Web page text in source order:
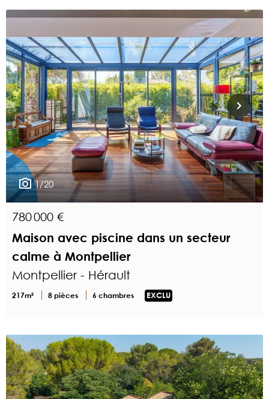
1/20
780 000 €
Maison avec piscine dans un secteur
calme à Montpellier
Montpellier - Hérault
217m² 8 pièces 6 chambres EXCLU